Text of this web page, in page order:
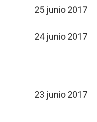
25 junio 2017
24 junio 2017
23 junio 2017